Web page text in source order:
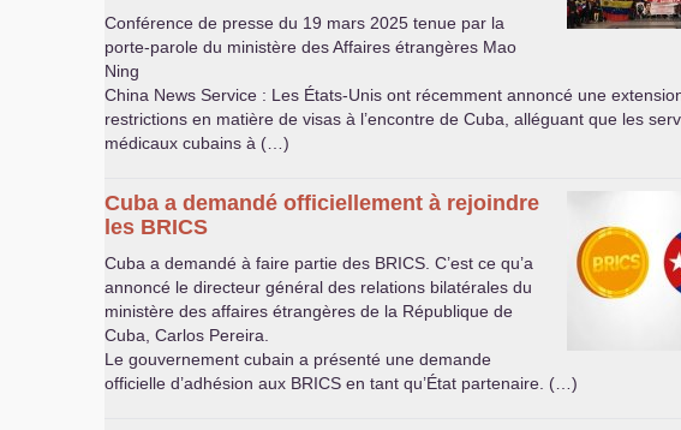
Conférence de presse du 19 mars 2025 tenue par la
porte-parole du ministère des Affaires étrangères Mao
Ning
China News Service : Les États-Unis ont récemment annoncé une
restrictions en matière de visas à l’encontre de Cuba, alléguant que les
médicaux cubains à (…)
Cuba a demandé officiellement à rejoindre
les BRICS
Cuba a demandé à faire partie des BRICS . C’est ce qu’a
annoncé le directeur général des relations bilatérales du
ministère des affaires étrangères de la République de
Cuba, Carlos Pereira.
Le gouvernement cubain a présenté une demande
officielle d’adhésion aux BRICS en tant qu’État partenaire. (…)